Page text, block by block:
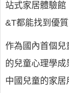
站式家居體驗
&T都能找到優質
作為國內首個兒
的兒童心理學
中國兒童的家居